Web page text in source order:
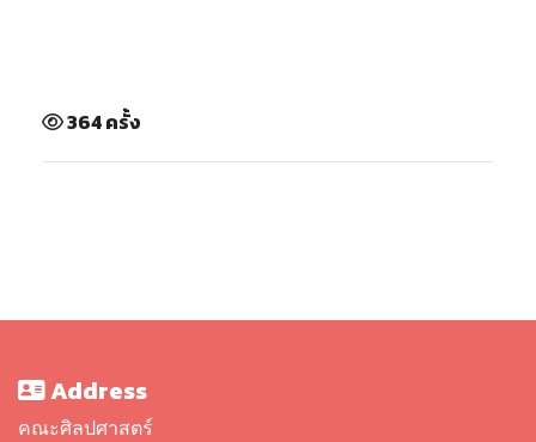
364 ครั้ง
Address
คณะศิลปศาสตร์